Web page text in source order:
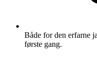
Både for den erfarne
første gang.